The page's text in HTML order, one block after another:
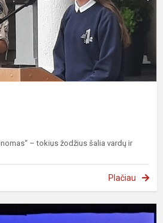
– tokius žodžius šalia vardų ir
Plačiau